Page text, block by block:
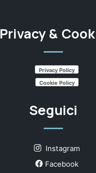
Privacy &
Privacy Policy
Cookie Policy
Seguici
Instagram
Facebook